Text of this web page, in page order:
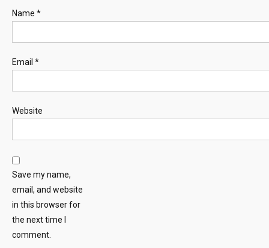
Name *
Email *
Website
Save my name,
email, and website
in this browser for
the next time I
comment.